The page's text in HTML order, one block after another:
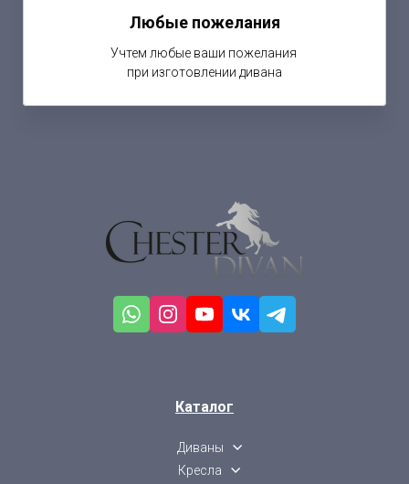
Любые пожелания
Учтем любые ваши пожелания
при изготовлении дивана
Каталог
Диваны
Кресла